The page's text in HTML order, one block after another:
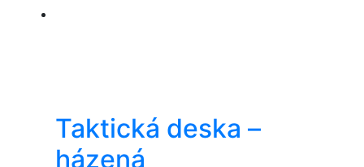
Taktická deska –
házená